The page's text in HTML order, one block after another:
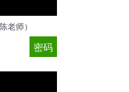
老师）
密码